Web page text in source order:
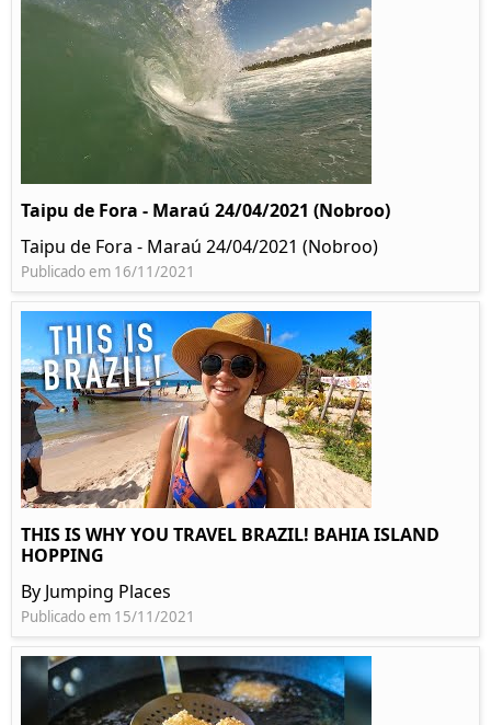
Taipu de Fora - Maraú 24/04/2021 (Nobroo)
Taipu de Fora - Maraú 24/04/2021 (Nobroo)
Publicado em 16/11/2021
THIS IS WHY YOU TRAVEL BRAZIL! BAHIA ISLAND
HOPPING
By Jumping Places
Publicado em 15/11/2021